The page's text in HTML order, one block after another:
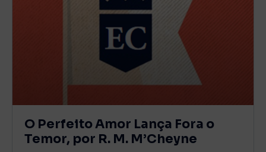
O Perfeito Amor Lança Fora o
Temor, por R. M. M’Cheyne